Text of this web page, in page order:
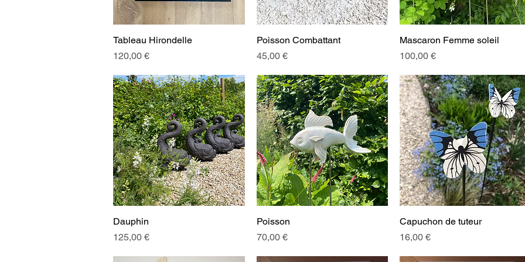
Aperçu rapide
Tableau Hirondelle
Prix
120,00 €
Aperçu rapide
Poisson Combattant
Prix
45,00 €
Aperçu rapide
Mascaron Femme soleil
Prix
100,00 €
Dauphin
Prix
125,00 €
Poisson
Prix
70,00 €
Aperçu rapide
Capuchon de tuteur
Prix
16,00 €